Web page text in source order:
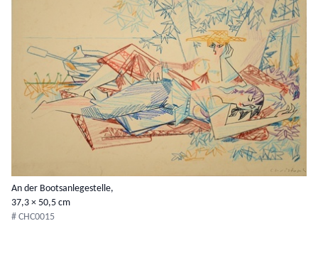
An der Bootsanlegestelle,
37,3 × 50,5 cm
# CHC0015